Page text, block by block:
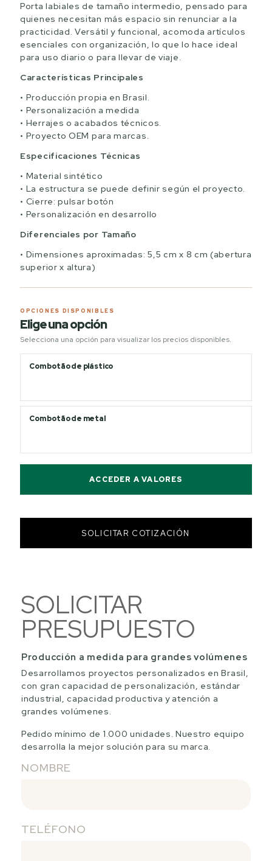
Porta labiales de tamaño intermedio, pensado para
quienes necesitan más espacio sin renunciar a la
practicidad. Versátil y funcional, acomoda artículos
esenciales con organización, lo que lo hace ideal
para uso diario o para llevar de viaje.
Características Principales
Producción propia en Brasil.
Personalización a medida
Herrajes o acabados técnicos.
Proyecto OEM para marcas.
Especificaciones Técnicas
Material sintético
La estructura se puede definir según el proyecto.
Cierre: pulsar botón
Personalización en desarrollo
Diferenciales por Tamaño
Dimensiones aproximadas: 5,5 cm x 8 cm (abertura
superior x altura)
OPCIONES DISPONIBLES
Elige una opción
Selecciona una opción para visualizar los precios disponibles.
Com botão de plástico
Com botão de metal
ACCEDER A VALORES
SOLICITAR COTIZACIÓN
SOLICITAR
PRESUPUESTO
Producción a medida para grandes volúmenes
Desarrollamos proyectos personalizados en Brasil,
con gran capacidad de personalización, estándar
industrial, capacidad productiva y atención a
grandes volúmenes.
Pedido mínimo de 1.000 unidades. Nuestro equipo
desarrolla la mejor solución para su marca.
NOMBRE
TELÉFONO